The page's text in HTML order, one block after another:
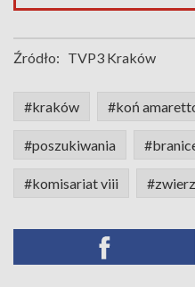
Źródło: TVP3 Kraków
#kraków #koń
#poszukiwania
#komisariat viii